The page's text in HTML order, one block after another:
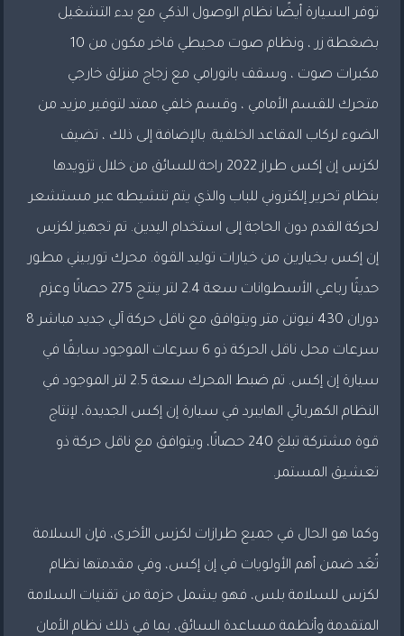
توفر السيارة أيضًا نظام الوصول الذكي مع بدء التشغيل
بضغطة زر ، ونظام صوت محيطي فاخر مكون من 10
مكبرات صوت ، وسقف بانورامي مع زجاج منزلق خارجي
متحرك للقسم الأمامي ، وقسم خلفي ممتد لتوفير مزيد من
الضوء لركاب المقاعد الخلفية. بالإضافة إلى ذلك ، تضيف
لكزس إن إكس طراز 2022 راحة للسائق من خلال تزويدها
بنظام تحرير إلكتروني للباب والذي يتم تنشيطه عبر مستشعر
لحركة القدم دون الحاجة إلى استخدام اليدين. تم تجهيز لكزس
إن إكس بخيارين من خيارات توليد القوة. محرك توربيني مطور
حديثًا رباعي الأسطوانات سعة 2.4 لتر ينتج 275 حصانًا وعزم
دوران 430 نيوتن متر ويتوافق مع ناقل حركة آلي جديد مباشر 8
سرعات محل ناقل الحركة ذو 6 سرعات الموجود سابقًا في
سيارة إن إكس. تم ضبط المحرك سعة 2.5 لتر الموجود في
النظام الكهربائي الهايبرد في سيارة إن إكس الجديدة، لإنتاج
قوة مشتركة تبلغ 240 حصانًا، ويتوافق مع ناقل حركة ذو
تعشيق المستمر.
وكما هو الحال في جميع طرازات لكزس الأخرى، فإن السلامة
تُعَد ضمن أهم الأولويات في إن إكس، وفي مقدمتها نظام
لكزس للسلامة بلس، فهو يشمل حزمة من تقنيات السلامة
المتقدمة وأنظمة مساعدة السائق، بما في ذلك نظام الأمان